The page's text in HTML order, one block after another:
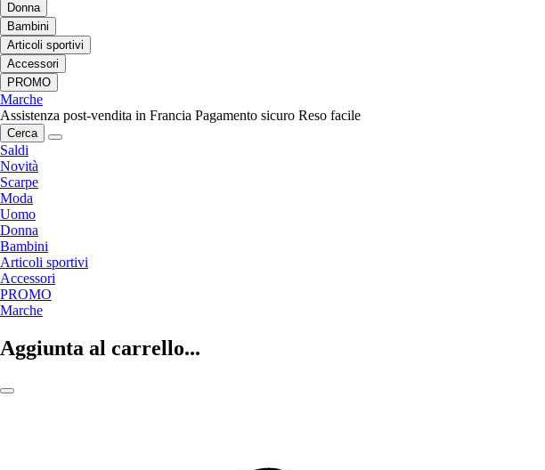
Donna
Bambini
Articoli sportivi
Accessori
PROMO
Marche
Assistenza post-vendita in Francia Pagamento sicuro Reso facile
Cerca
Saldi
Novità
Scarpe
Moda
Uomo
Donna
Bambini
Articoli sportivi
Accessori
PROMO
Marche
Aggiunta al carrello...